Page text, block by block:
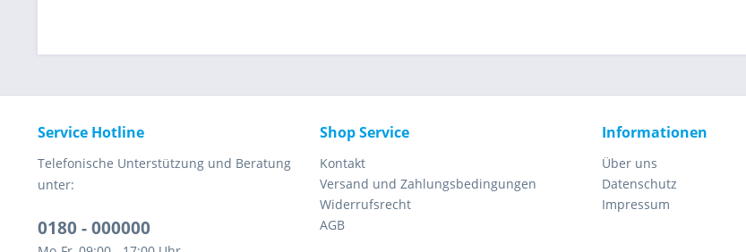
Service Hotline
Telefonische Unterstützung und Beratung
unter:
0180 - 000000
Shop Service
Kontakt
Versand und Zahlungsbedingungen
Widerrufsrecht
AGB
Informationen
Über uns
Datenschutz
Impressum